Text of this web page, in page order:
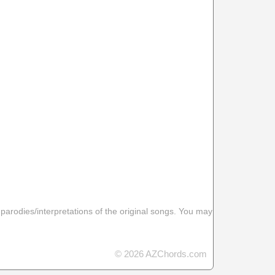
interpretations of the original songs. You may
© 2026 AZChords.com